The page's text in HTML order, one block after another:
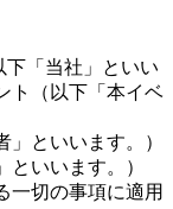
下「当社」といい
ト（以下「本イベ
といいます。）
いいます。）
一切の事項に適用